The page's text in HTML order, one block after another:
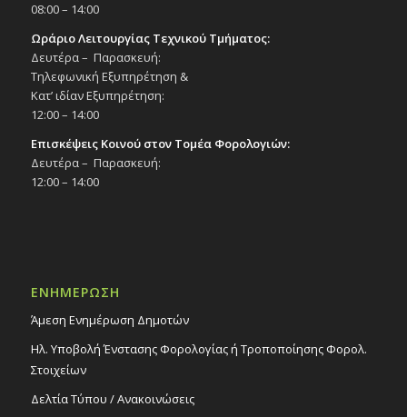
08:00 – 14:00
Ωράριο Λειτουργίας Τεχνικού Τμήματος:
Δευτέρα – Παρασκευή:
Τηλεφωνική Εξυπηρέτηση &
Κατ’ ιδίαν Εξυπηρέτηση:
12:00 – 14:00
Επισκέψεις Κοινού στον Τομέα Φορολογιών:
Δευτέρα – Παρασκευή:
12:00 – 14:00
ΕΝΗΜΕΡΩΣΗ
Άμεση Ενημέρωση Δημοτών
Ηλ. Υποβολή Ένστασης Φορολογίας ή Τροποποίησης Φορολ.
Στοιχείων
Δελτία Τύπου / Ανακοινώσεις